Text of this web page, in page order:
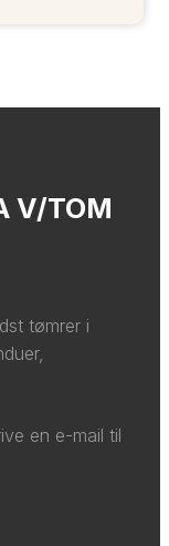
V/TOM
tømrer i
en e-mail til